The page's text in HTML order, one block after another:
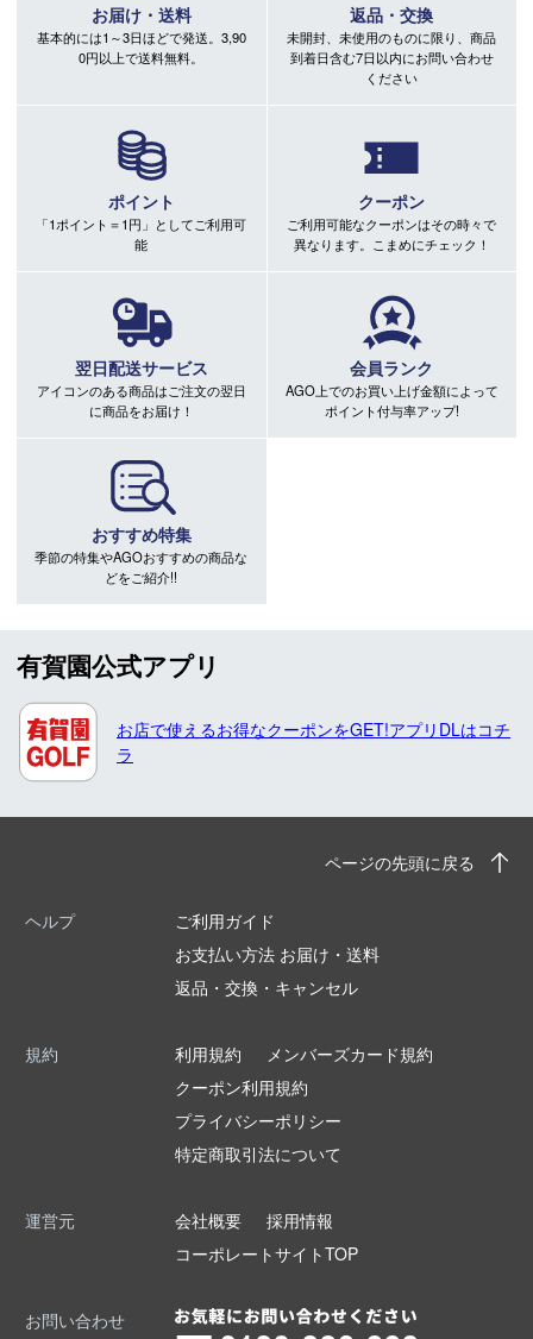
お届け・送料
基本的には1～3日ほどで発送。3,90
0円以上で送料無料。
返品・交換
未開封、未使用のものに限り、商品
到着日含む7日以内にお問い合わせ
ください
ポイント
「1ポイント＝1円」としてご利用可
能
クーポン
ご利用可能なクーポンはその時々で
異なります。こまめにチェック！
翌日配送サービス
アイコンのある商品はご注文の翌日
に商品をお届け！
会員ランク
AGO上でのお買い上げ金額によって
ポイント付与率アップ!
おすすめ特集
季節の特集やAGOおすすめの商品な
どをご紹介!!
有賀園公式アプリ
お店で使えるお得なクーポンをGET!アプリDLはコチ
ラ
ページの先頭に戻る
ヘルプ
ご利用ガイド
お支払い方法 お届け・送料
返品・交換・キャンセル
規約 利用規約
メンバーズカード規約
クーポン利用規約
プライバシーポリシー
特定商取引法について
運営元 会社概要
採用情報
コーポレートサイトTOP
お問い合わせ